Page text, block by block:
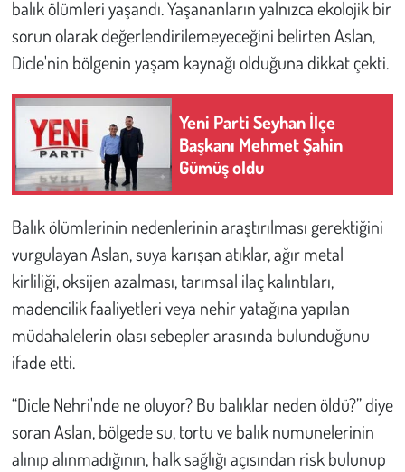
balık ölümleri yaşandı. Yaşananların yalnızca ekolojik bir
sorun olarak değerlendirilemeyeceğini belirten Aslan,
Dicle'nin bölgenin yaşam kaynağı olduğuna dikkat çekti.
Yeni Parti Seyhan İlçe
Başkanı Mehmet Şahin
Gümüş oldu
Balık ölümlerinin nedenlerinin araştırılması gerektiğini
vurgulayan Aslan, suya karışan atıklar, ağır metal
kirliliği, oksijen azalması, tarımsal ilaç kalıntıları,
madencilik faaliyetleri veya nehir yatağına yapılan
müdahalelerin olası sebepler arasında bulunduğunu
ifade etti.
“Dicle Nehri'nde ne oluyor? Bu balıklar neden öldü?” diye
soran Aslan, bölgede su, tortu ve balık numunelerinin
alınıp alınmadığının, halk sağlığı açısından risk bulunup